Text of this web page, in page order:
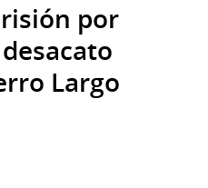
por
Largo